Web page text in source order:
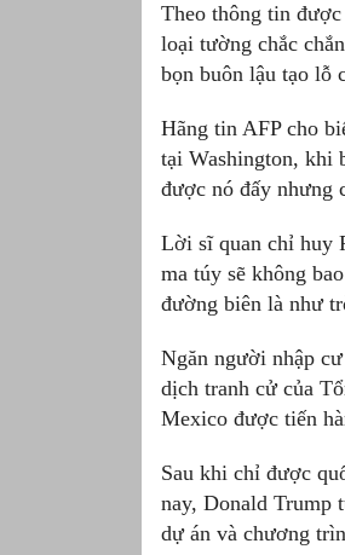
Theo thông tin
loại tường chắc
bọn buôn lậu tạo lỗ
Hãng tin AFP cho
tại Washington, khi
được nó đấy nhưng
Lời sĩ quan chỉ huy
ma túy sẽ không
đường biên là như
Ngăn người nhập
dịch tranh cử của
Mexico được tiến
Sau khi chỉ được
nay, Donald Trump
dự án và chương